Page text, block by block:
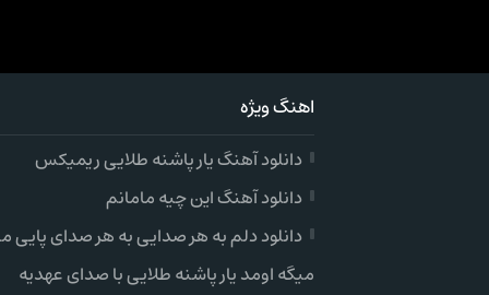
اهنگ ویژه
دانلود آهنگ یار پاشنه طلایی ریمیکس
دانلود آهنگ این چیه مامانم
دانلود دلم به هر صدایی به هر صدای پایی
میگه اومد یار پاشنه طلایی با صدای عهدیه